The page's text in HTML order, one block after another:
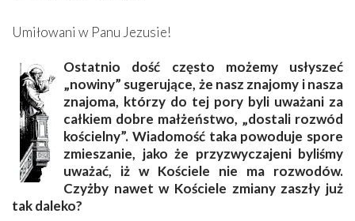
Umiłowani w Panu Jezusie!
Ostatnio dość często możemy usłyszeć
„nowiny” sugerujące, że nasz znajomy i nasza
znajoma, którzy do tej pory byli uważani za
całkiem dobre małżeństwo, „dostali rozwód
kościelny”. Wiadomość taka powoduje spore
zmieszanie, jako że przyzwyczajeni byliśmy
uważać, iż w Kościele nie ma rozwodów.
Czyżby nawet w Kościele zmiany zaszły już
tak daleko?